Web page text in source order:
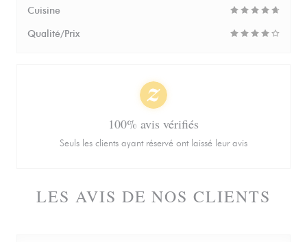
LES AVIS DE NOS CLIENTS
Cuisine
Qualité/Prix
100% avis vérifiés
Seuls les clients ayant réservé ont laissé leur avis